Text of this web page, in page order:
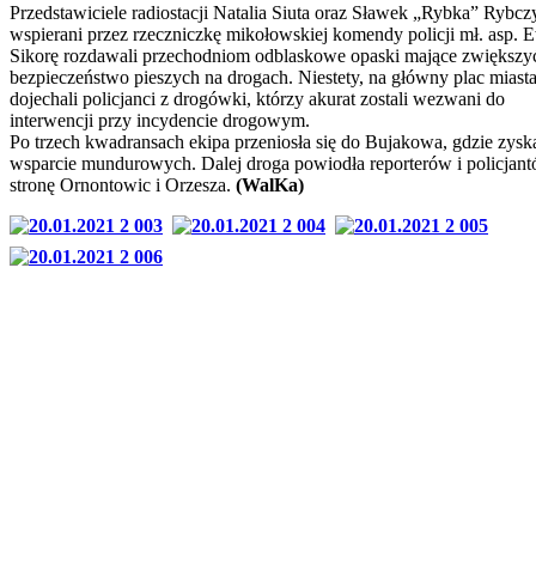
Przedstawiciele radiostacji Natalia Siuta oraz Sławek „Rybka”
wspierani przez rzeczniczkę mikołowskiej komendy policji mł. asp.
Sikorę rozdawali przechodniom odblaskowe opaski mające
bezpieczeństwo pieszych na drogach. Niestety, na główny plac
dojechali policjanci z drogówki, którzy akurat zostali wezwani do
interwencji przy incydencie drogowym.
Po trzech kwadransach ekipa przeniosła się do Bujakowa, gdzie
wsparcie mundurowych. Dalej droga powiodła reporterów i
stronę Ornontowic i Orzesza. (WalKa)